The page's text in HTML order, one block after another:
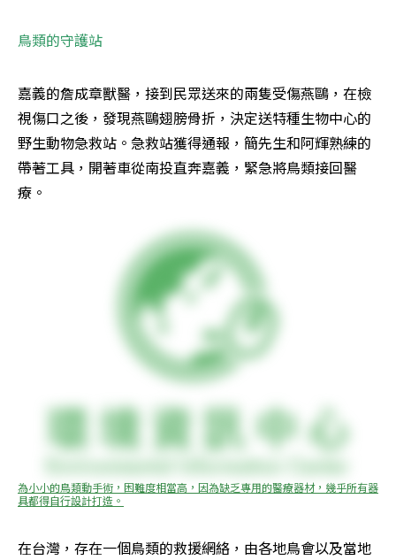
鳥類的守護站
嘉義的詹成章獸醫，接到民眾送來的兩隻受傷燕鷗，在檢
視傷口之後，發現燕鷗翅膀骨折，決定送特種生物中心的
野生動物急救站。急救站獲得通報，簡先生和阿輝熟練的
帶著工具，開著車從南投直奔嘉義，緊急將鳥類接回醫
療。
為小小的鳥類動手術，困難度相當高，因為缺乏專用的醫療器材，幾乎所有器
具都得自行設計打造。
在台灣，存在一個鳥類的救援網絡，由各地鳥會以及當地